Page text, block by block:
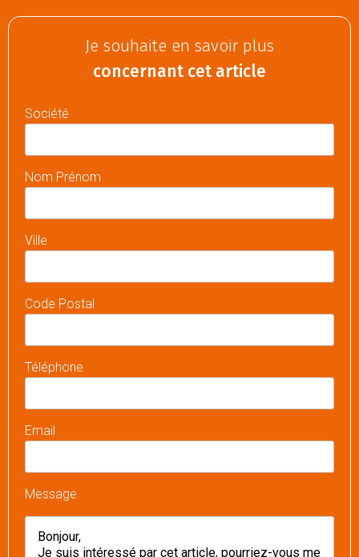
Je souhaite en savoir plus
concernant cet article
Société
Nom Prénom
Ville
Code Postal
Téléphone
Email
Message